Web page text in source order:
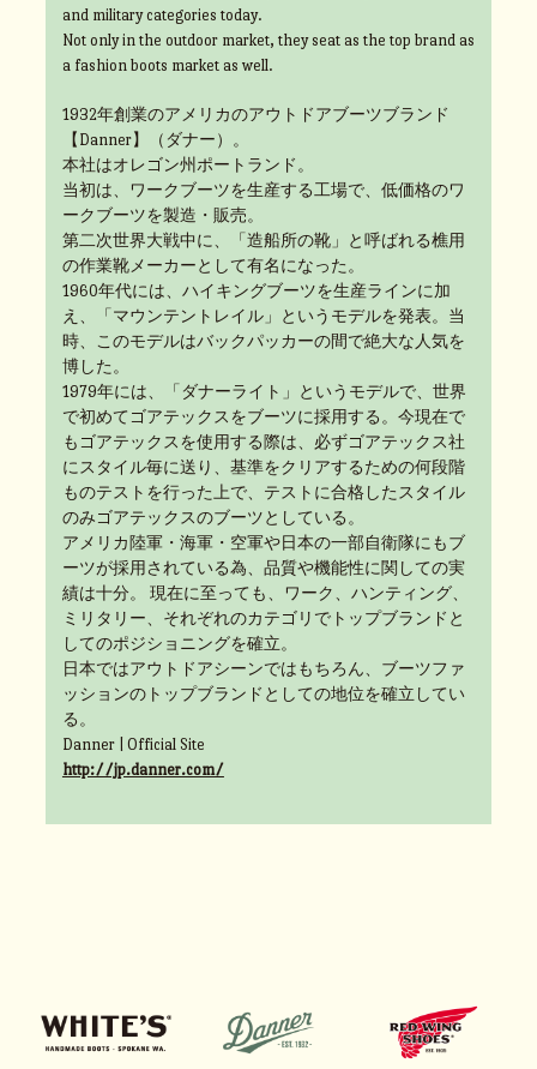
and military categories today.
Not only in the outdoor market, they seat as the top brand as
a fashion boots market as well.
1932年創業のアメリカのアウトドアブーツブランド
【Danner】（ダナー）。
本社はオレゴン州ポートランド。
当初は、ワークブーツを生産する工場で、低価格のワ
ークブーツを製造・販売。
第二次世界大戦中に、「造船所の靴」と呼ばれる樵用
の作業靴メーカーとして有名になった。
1960年代には、ハイキングブーツを生産ラインに加
え、「マウンテントレイル」というモデルを発表。当
時、このモデルはバックパッカーの間で絶大な人気を
博した。
1979年には、「ダナーライト」というモデルで、世界
で初めてゴアテックスをブーツに採用する。今現在で
もゴアテックスを使用する際は、必ずゴアテックス社
にスタイル毎に送り、基準をクリアするための何段階
ものテストを行った上で、テストに合格したスタイル
のみゴアテックスのブーツとしている。
アメリカ陸軍・海軍・空軍や日本の一部自衛隊にもブ
ーツが採用されている為、品質や機能性に関しての実
績は十分。 現在に至っても、ワーク、ハンティング、
ミリタリー、それぞれのカテゴリでトップブランドと
してのポジショニングを確立。
日本ではアウトドアシーンではもちろん、ブーツファ
ッションのトップブランドとしての地位を確立してい
る。
Danner | Official Site
http://jp.danner.com/